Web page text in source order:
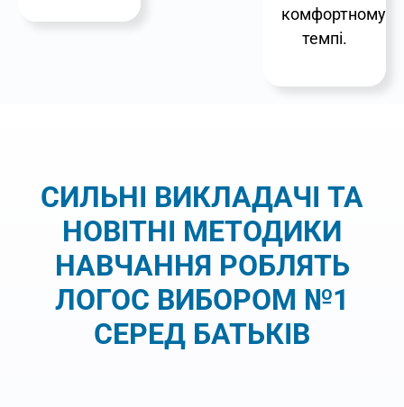
комфортному
темпі.
СИЛЬНІ ВИКЛАДАЧІ ТА
НОВІТНІ МЕТОДИКИ
НАВЧАННЯ РОБЛЯТЬ
ЛОГОС ВИБОРОМ №1
СЕРЕД БАТЬКІВ